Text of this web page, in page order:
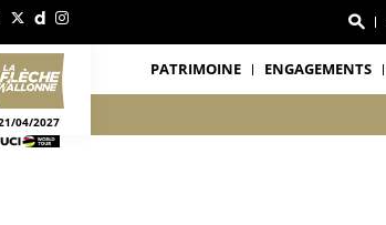
04/2027
PATRIMOINE ENGAGEMENTS